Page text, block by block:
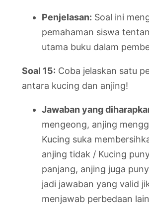
Penjelasan: Soal ini
pemahaman siswa
utama buku dalam
Soal 15: Coba jelaskan satu
antara kucing dan anjing!
Jawaban yang
mengeong, anjing
Kucing suka
anjing tidak / Kucing
panjang, anjing juga
jadi jawaban yang valid
menjawab perbedaan